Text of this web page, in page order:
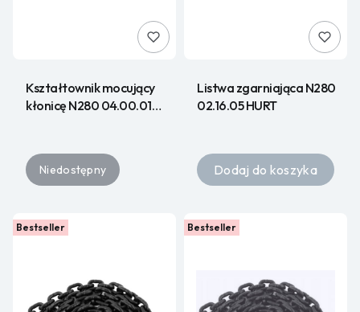
Kształtownik mocujący
kłonicę N280 04.00.01
Niedostępny
Listwa zgarniająca N280
02.16.05 HURT
Dodaj do koszyka
Bestseller Bestseller